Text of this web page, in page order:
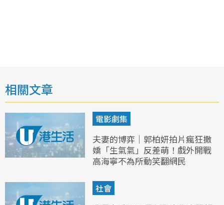
相關文章
電影劇集
夫妻的博弈｜郭柏妍拍片瘋狂撒
嬌「生氣氣」反差萌！戲外開戰
高海寧不為所動笑翻網民
社會